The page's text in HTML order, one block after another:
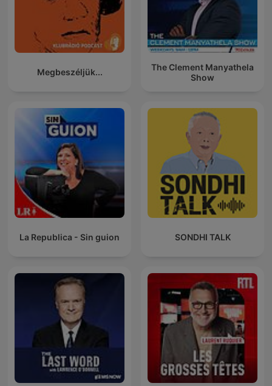
Megbeszéljük...
The Clement Manyathela
Show
La Republica - Sin guion SONDHI TALK